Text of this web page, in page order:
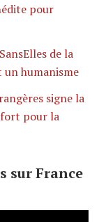
pour
de la
humanisme
signe la
fort pour la
sur France